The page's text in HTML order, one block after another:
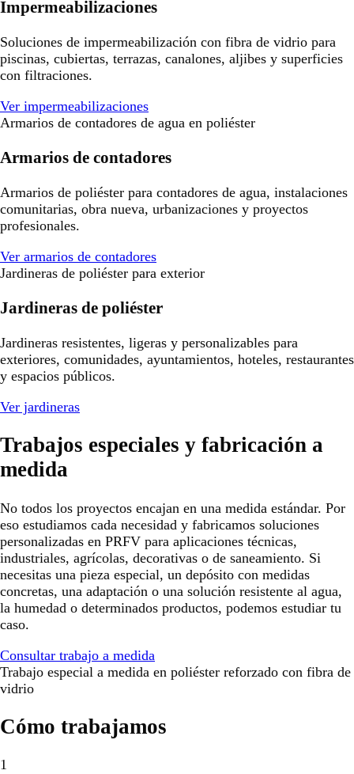
Impermeabilizaciones
Soluciones de impermeabilización con fibra de vidrio para
piscinas, cubiertas, terrazas, canalones, aljibes y superficies
con filtraciones.
Ver impermeabilizaciones
Armarios de contadores de agua en poliéster
Armarios de contadores
Armarios de poliéster para contadores de agua, instalaciones
comunitarias, obra nueva, urbanizaciones y proyectos
profesionales.
Ver armarios de contadores
Jardineras de poliéster para exterior
Jardineras de poliéster
Jardineras resistentes, ligeras y personalizables para
exteriores, comunidades, ayuntamientos, hoteles, restaurantes
y espacios públicos.
Ver jardineras
Trabajos especiales y fabricación a
medida
No todos los proyectos encajan en una medida estándar. Por
eso estudiamos cada necesidad y fabricamos soluciones
personalizadas en PRFV para aplicaciones técnicas,
industriales, agrícolas, decorativas o de saneamiento. Si
necesitas una pieza especial, un depósito con medidas
concretas, una adaptación o una solución resistente al agua,
la humedad o determinados productos, podemos estudiar tu
caso.
Consultar trabajo a medida
Trabajo especial a medida en poliéster reforzado con fibra de
vidrio
Cómo trabajamos
1